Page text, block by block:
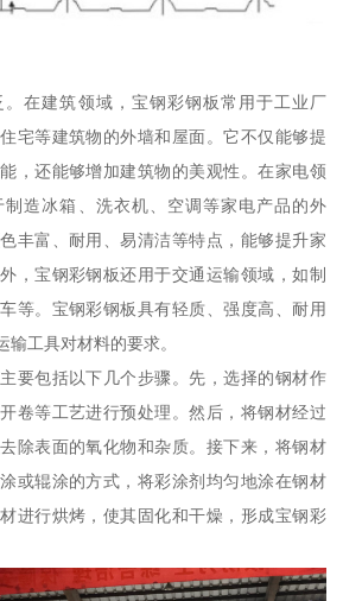
在建筑领域，宝钢彩钢板常用于工业厂
宅等建筑物的外墙和屋面。它不仅能够提
，还能够增加建筑物的美观性。在家电领
造冰箱、洗衣机、空调等家电产品的外
丰富、耐用、易清洁等特点，能够提升家
，宝钢彩钢板还用于交通运输领域，如制
等。宝钢彩钢板具有轻质、强度高、耐用
工具对材料的要求。
要包括以下几个步骤。先，选择的钢材作
卷等工艺进行预处理。然后，将钢材经过
除表面的氧化物和杂质。接下来，将钢材
或辊涂的方式，将彩涂剂均匀地涂在钢材
进行烘烤，使其固化和干燥，形成宝钢彩